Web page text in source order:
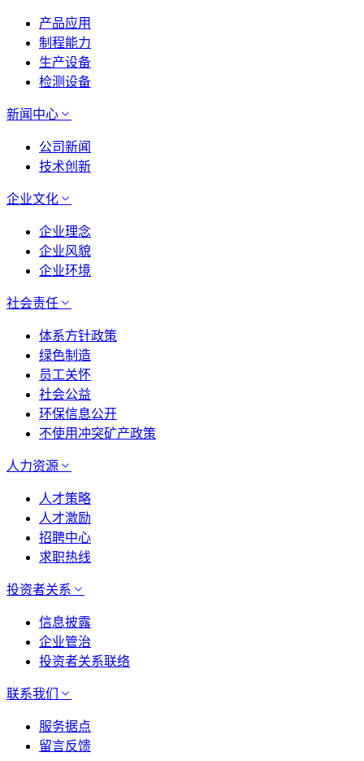
产品应用
制程能力
生产设备
检测设备
新闻中心
公司新闻
技术创新
企业文化
企业理念
企业风貌
企业环境
社会责任
体系方针政策
绿色制造
员工关怀
社会公益
环保信息公开
不使用冲突矿产政策
人力资源
人才策略
人才激励
招聘中心
求职热线
投资者关系
信息披露
企业管治
投资者关系联络
联系我们
服务据点
留言反馈